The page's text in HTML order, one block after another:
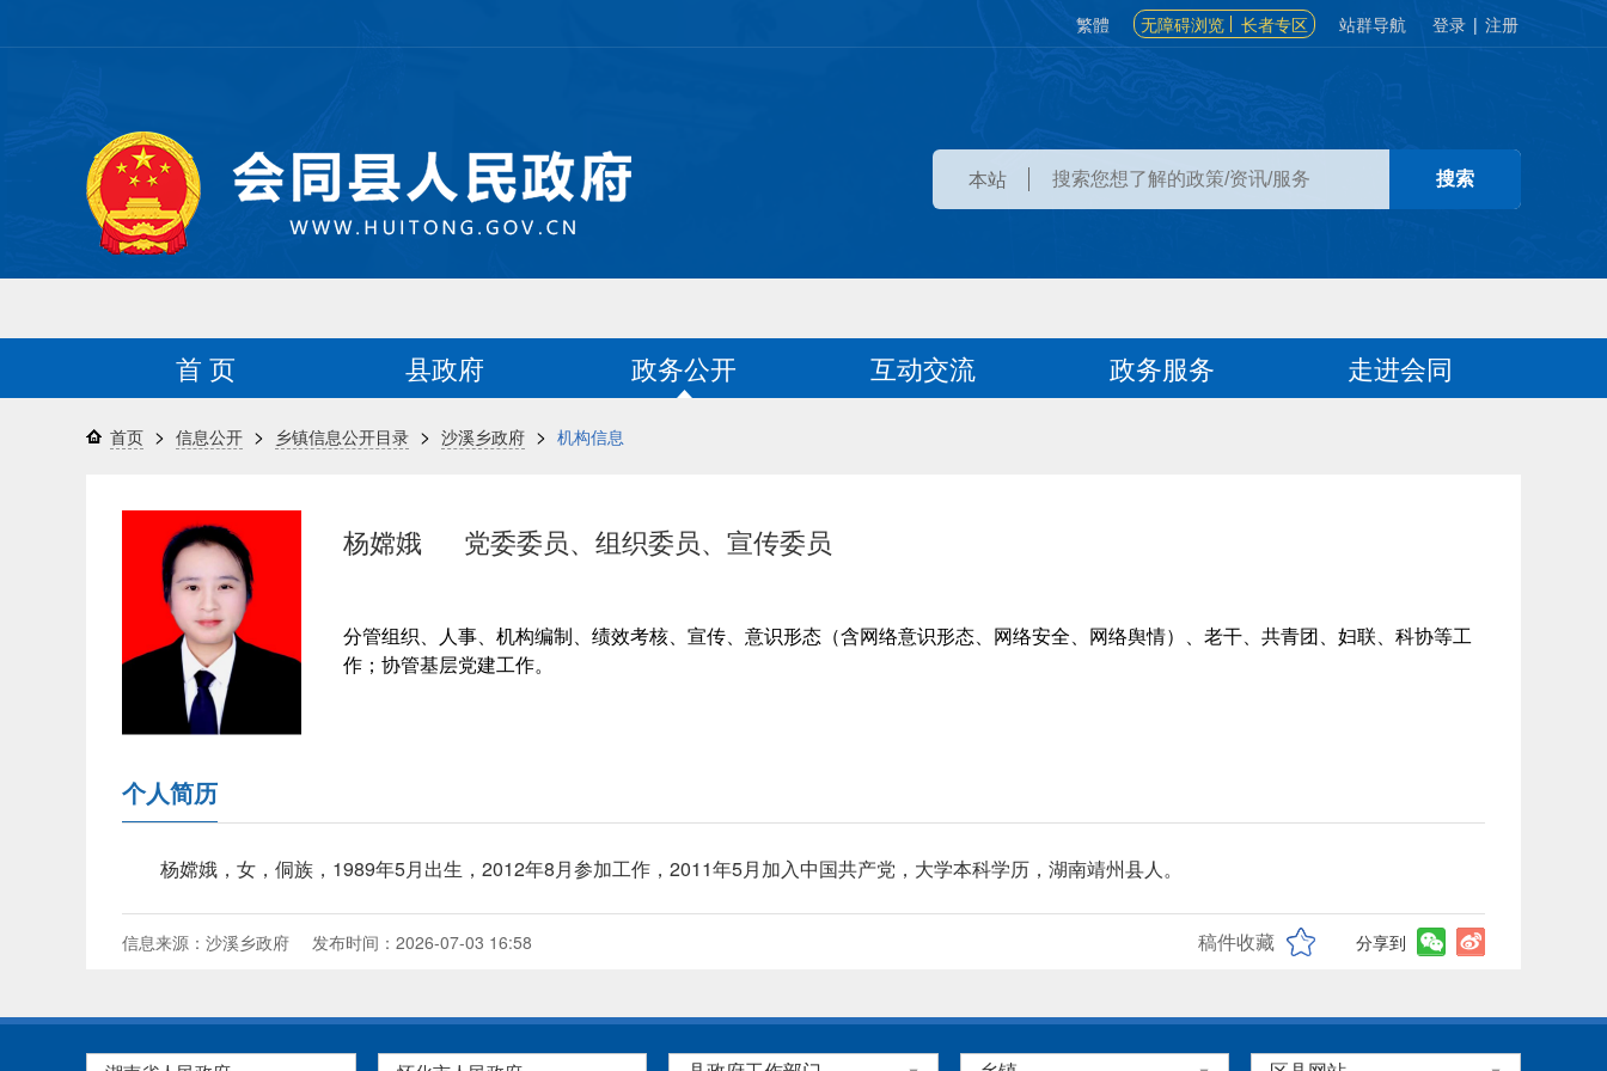
繁體 无障碍浏览 长者专区 站群导航 登录 | 注册
本站
首 页 县政府 政务公开 互动交流 政务服务 走进会同
首页 > 信息公开 > 乡镇信息公开目录 > 沙溪乡政府 > 机构信息
杨嫦娥 党委委员、组织委员、宣传委员
分管组织、人事、机构编制、绩效考核、宣传、意识形态（含网络意识形态、网络安全、网络舆情）、老干、共青团、妇联、科协等工
作；协管基层党建工作。
个人简历
杨嫦娥，女，侗族，1989年5月出生，2012年8月参加工作，2011年5月加入中国共产党，大学本科学历，湖南靖州县人。
信息来源：沙溪乡政府 发布时间：2026-07-03 16:58 稿件收藏 分享到